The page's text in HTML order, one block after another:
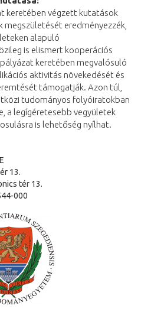
keretében végzett kutatások
megszületését eredményezzék,
alapuló
is elismert kooperációs
keretében megvalósuló
aktivitás növekedését és
támogatják. Azon túl,
tudományos folyóiratokban
a legígéretesebb vegyületek
is lehetőség nyílhat.
13.
tér 13.
000